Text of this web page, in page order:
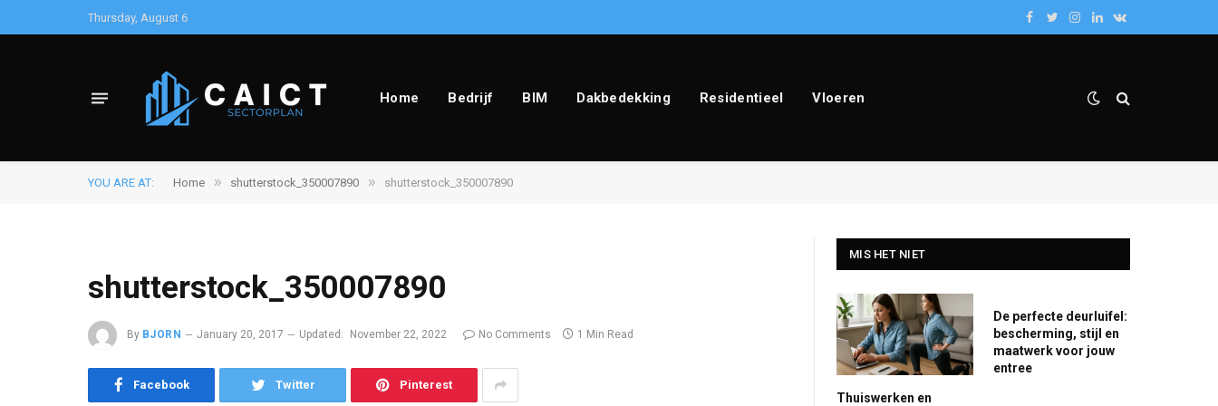
Thursday, August 6
Facebook
TwitterInstagram
LinkedInVKontakte
Home Bedrijf BIM Dakbedekking Residentieel Vloeren
YOU ARE AT: Home » shutterstock_350007890 » shutterstock_350007890
shutterstock_350007890
By BJORN January 20, 2017 Updated: November 22, 2022 No Comments 1 Min Read
Facebook Twitter Pinterest
MIS HET NIET
Thuiswerken en
De perfecte deurluifel:
bescherming, stijl en
maatwerk voor jouw
entree